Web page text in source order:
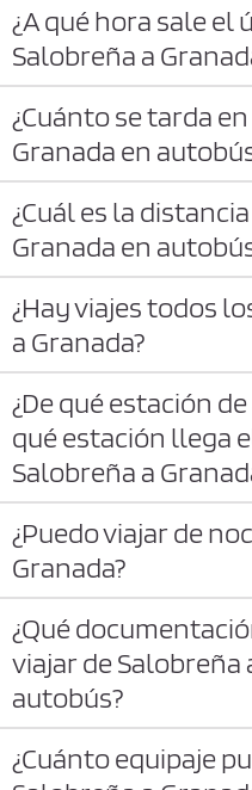
¿A qué hora sale
Salobreña a
¿Cuánto se tarda
Granada en
¿Cuál es la
Granada en
¿Hay viajes todos
a Granada?
¿De qué estación
qué estación llega
Salobreña a
¿Puedo viajar de
Granada?
¿Qué
viajar de Salobreña
autobús?
¿Cuánto equipaje